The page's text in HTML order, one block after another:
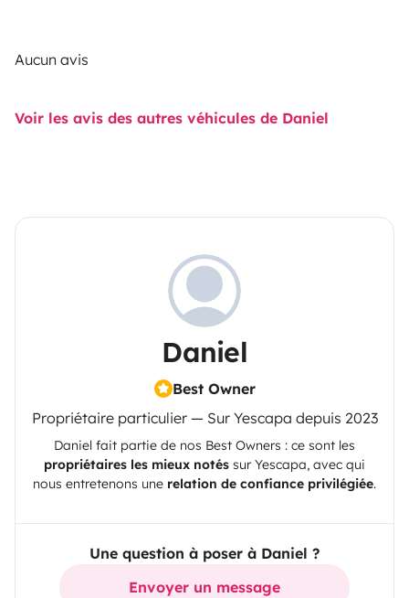
Aucun avis
Voir les avis des autres véhicules de Daniel
Daniel
Best Owner
Propriétaire particulier — Sur Yescapa depuis 2023
Daniel fait partie de nos Best Owners : ce sont les
propriétaires les mieux notés sur Yescapa, avec qui
nous entretenons une relation de confiance privilégiée.
Une question à poser à Daniel ?
Envoyer un message